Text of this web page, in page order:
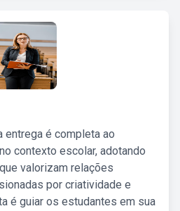
entrega é completa ao
contexto escolar, adotando
valorizam relações
por criatividade e
é guiar os estudantes em sua